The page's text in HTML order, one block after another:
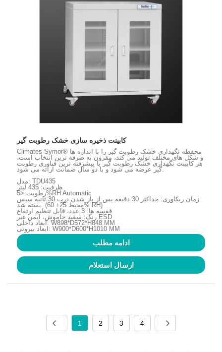
کابینت ذخیره سازی خشک رطوبت گیر
Climates Symor® محفظه نگهداری خشک رطوبت گیر را با اندازه ها
و شکل های مختلف تولید می کند، مقرون به صرفه ترین انتخاب است،
هر کابینت نگهداری خشک رطوبت گیر با پیشرفته ترین فناوری رطوبت
مدل: TDU435
ظرفیت: 435 لیتر
رطوبت:<5%RH Automatic
زمان ریکاوری: حداکثر 30 دقیقه پس از باز شدن درب 30 ثانیه سپس
بسته شد. (محیط 25± 60% RH)
قفسه ها: 3 عدد، قابل تنظیم ارتفاع
رنگ: سفید خاموش، ایمن غیر ESD
ابعاد داخلی: W898*D572*H848 MM
ابعاد بیرونی: W900*D600*H1010 MM
ادامه مطلب
ارسال استعلام
1 2 3 4